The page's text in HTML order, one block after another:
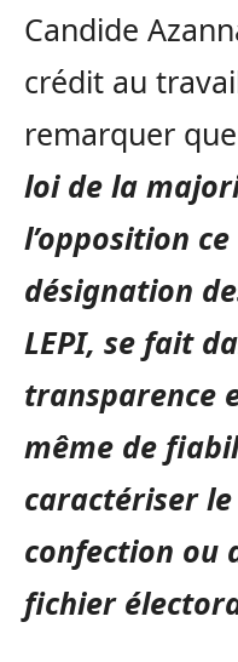
Candide
crédit au
remarquer que
loi de la
l’opposition
désignation
LEPI, se fait
transparence
même de
caractériser
confection ou
fichier